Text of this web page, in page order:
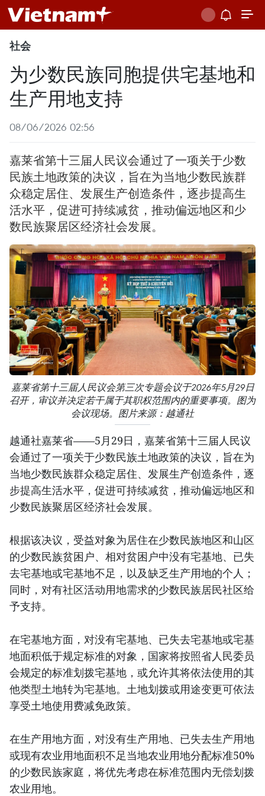
社会
为少数民族同胞提供宅基地和
生产用地支持
08/06/2026 02:56
嘉莱省第十三届人民议会通过了一项关于少数
民族土地政策的决议，旨在为当地少数民族群
众稳定居住、发展生产创造条件，逐步提高生
活水平，促进可持续减贫，推动偏远地区和少
数民族聚居区经济社会发展。
嘉莱省第十三届人民议会第三次专题会议于2026年5月29日
召开，审议并决定若干属于其职权范围内的重要事项。图为
会议现场。图片来源：越通社
越通社嘉莱省——5月29日，嘉莱省第十三届人民议
会通过了一项关于少数民族土地政策的决议，旨在为
当地少数民族群众稳定居住、发展生产创造条件，逐
步提高生活水平，促进可持续减贫，推动偏远地区和
少数民族聚居区经济社会发展。
根据该决议，受益对象为居住在少数民族地区和山区
的少数民族贫困户、相对贫困户中没有宅基地、已失
去宅基地或宅基地不足，以及缺乏生产用地的个人；
同时，对有社区活动用地需求的少数民族居民社区给
予支持。
在宅基地方面，对没有宅基地、已失去宅基地或宅基
地面积低于规定标准的对象，国家将按照省人民委员
会规定的标准划拨宅基地，或允许其将依法使用的其
他类型土地转为宅基地。土地划拨或用途变更可依法
享受土地使用费减免政策。
在生产用地方面，对没有生产用地、已失去生产用地
或现有农业用地面积不足当地农业用地分配标准50%
的少数民族家庭，将优先考虑在标准范围内无偿划拨
农业用地。